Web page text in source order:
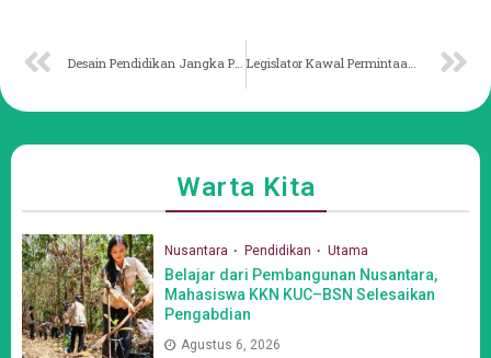
Desain Pendidikan Jangka Panjang Kunci Samarinda sebagai Penyangga IKN Legislator Kawal Permintaan Wali Kota Samarinda Soal Intake
Warta Kita
Nusantara Pendidikan Utama
Belajar dari Pembangunan Nusantara,
Mahasiswa KKN KUC–BSN Selesaikan
Pengabdian
Agustus 6, 2026